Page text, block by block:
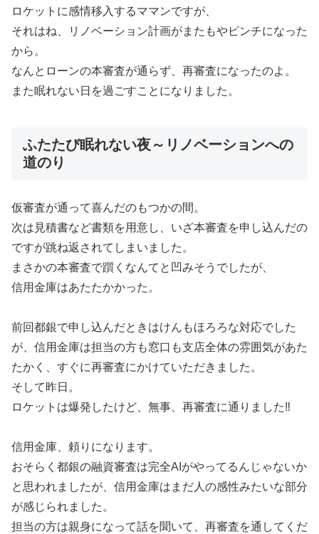
ロケットに感情移入するママンですが、
それはね、リノベーション計画がまたもやピンチになった
から。
なんとローンの本審査が通らず、再審査になったのよ。
また眠れない日を過ごすことになりました。
ふたたび眠れない夜～リノベーションへの
道のり
仮審査が通って喜んだのもつかの間。
次は見積書など書類を用意し、いざ本審査を申し込んだの
ですが跳ね返されてしまいました。
まさかの本審査で躓くなんてと凹みそうでしたが、
信用金庫はあたたかかった。
前回都銀で申し込んだときはけんもほろろな対応でした
が、信用金庫は担当の方も窓口も支店全体の雰囲気があた
たかく、すぐに再審査にかけていただきました。
そして昨日。
ロケットは爆発したけど、無事、再審査に通りました‼
信用金庫、頼りになります。
おそらく都銀の融資審査は完全AIがやってるんじゃないか
と思われましたが、信用金庫はまだ人の感性みたいな部分
が感じられました。
担当の方は親身になって話を聞いて、再審査を通してくだ